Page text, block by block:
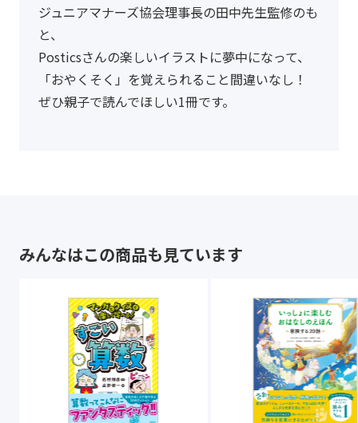
ジュニアマナーズ協会理事長の田中先生監修のも
と、
Posticsさんの楽しいイラストに夢中になって、
「おやくそく」を覚えられること間違いなし！
ぜひ親子で読んでほしい1冊です。
みんなはこの商品も見ています